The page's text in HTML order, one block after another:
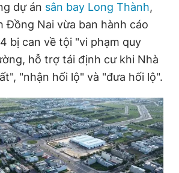
điện thoại
Liên hệ quảng cáo
dự án sân bay Long Thành,
Đồng Nai vừa ban hành cáo
bị can về tội "vi phạm quy
hỗ trợ tái định cư khi Nhà
"nhận hối lộ" và "đưa hối lộ".